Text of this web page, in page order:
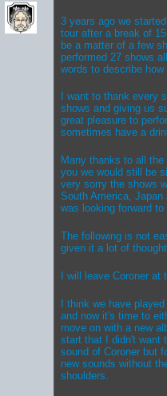
3 years ago we
tour after a break of
be a matter of a few
performed 27 shows
words to describe
I want to thank every
shows and giving us
great pleasure to
sometimes have a
Many thanks to all
you we would still be
very sorry the shows
South America, Japan
was looking forward
The following is not
given it a lot of
I will leave Coroner
I think we have
and now it's time to
move on with a new
start that I didn't want
sound of Coroner but
new sounds without
shoulders.